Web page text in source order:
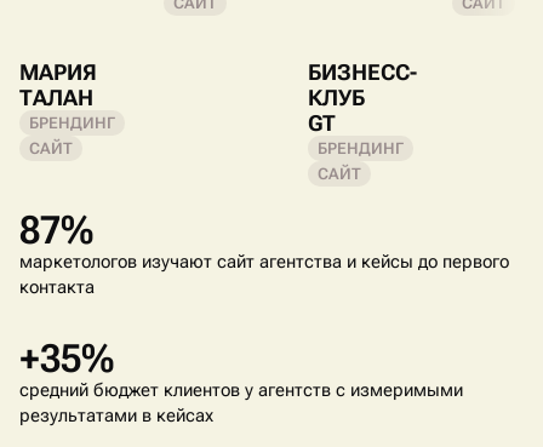
МАРИЯ
ТАЛАН
БРЕНДИНГ
САЙТ
БИЗНЕСС-
КЛУБ
GT
БРЕНДИНГ
САЙТ
87%
маркетологов изучают сайт агентства и кейсы до первого
контакта
+35%
средний бюджет клиентов у агентств с измеримыми
результатами в кейсах